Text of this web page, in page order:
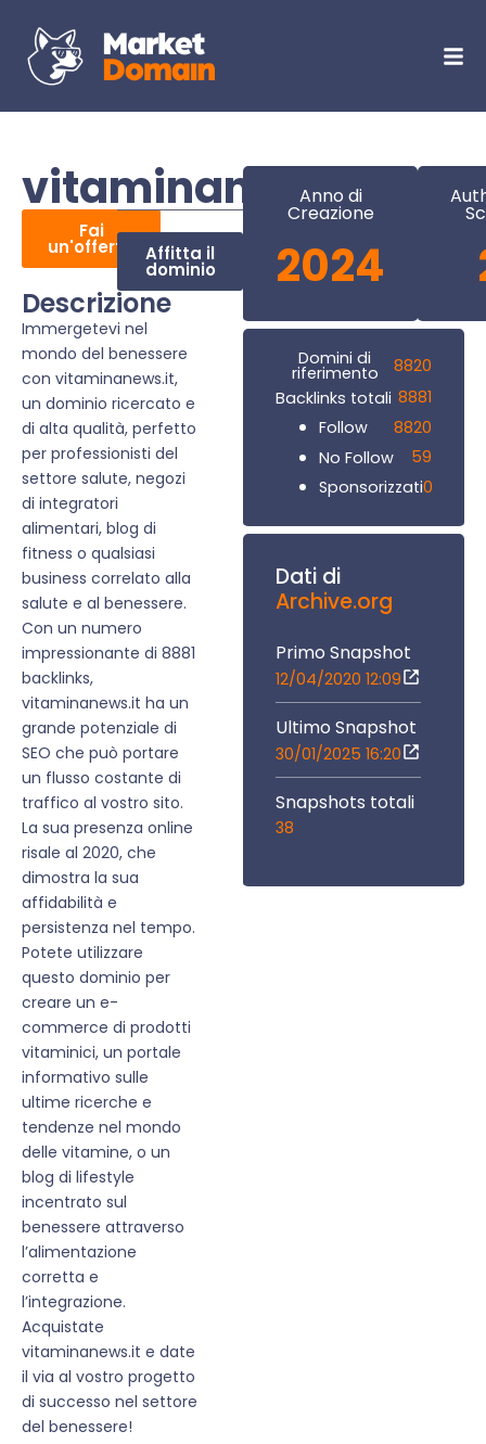
vitaminanews.it
Fai
un'offerta Affitta il
dominio
Descrizione
Immergetevi nel
mondo del benessere
con vitaminanews.it,
un dominio ricercato e
di alta qualità, perfetto
per professionisti del
settore salute, negozi
di integratori
alimentari, blog di
fitness o qualsiasi
business correlato alla
salute e al benessere.
Con un numero
impressionante di 8881
backlinks,
vitaminanews.it ha un
grande potenziale di
SEO che può portare
un flusso costante di
traffico al vostro sito.
La sua presenza online
risale al 2020, che
dimostra la sua
affidabilità e
persistenza nel tempo.
Potete utilizzare
questo dominio per
creare un e-
commerce di prodotti
vitaminici, un portale
informativo sulle
ultime ricerche e
tendenze nel mondo
delle vitamine, o un
blog di lifestyle
incentrato sul
benessere attraverso
l’alimentazione
corretta e
l’integrazione.
Acquistate
vitaminanews.it e date
il via al vostro progetto
di successo nel settore
del benessere!
Anno di
Creazione
2024
Domini di
riferimento
8820
Backlinks totali 8881
Follow
8820
No Follow
59
Sponsorizzati0
Dati di
Archive.org
Primo Snapshot
12/04/2020 12:09
Ultimo Snapshot
30/01/2025 16:20
Snapshots totali
38